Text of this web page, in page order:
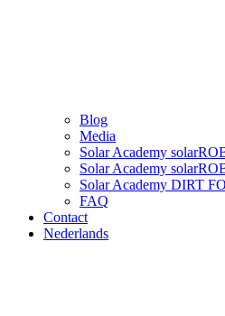
Blog
Media
Solar Academy
Solar Academy
Solar Academy DIRT
FAQ
Contact
Nederlands